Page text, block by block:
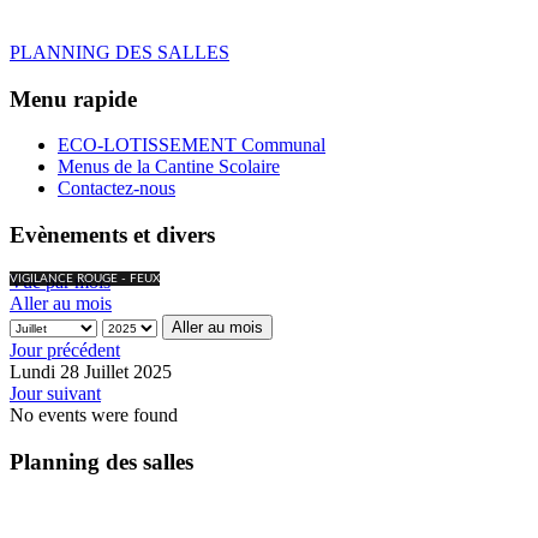
PLANNING DES SALLES
Menu rapide
ECO-LOTISSEMENT Communal
Menus de la Cantine Scolaire
Contactez-nous
Evènements et divers
VIGILANCE ROUGE - FEUX
Vue par mois
Aller au mois
Aller au mois
Jour précédent
Lundi 28 Juillet 2025
Jour suivant
No events were found
Planning des salles